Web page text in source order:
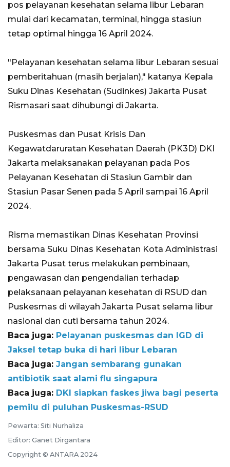
pos pelayanan kesehatan selama libur Lebaran
mulai dari kecamatan, terminal, hingga stasiun
tetap optimal hingga 16 April 2024.
"Pelayanan kesehatan selama libur Lebaran sesuai
pemberitahuan (masih berjalan)," katanya Kepala
Suku Dinas Kesehatan (Sudinkes) Jakarta Pusat
Rismasari saat dihubungi di Jakarta.
Puskesmas dan Pusat Krisis Dan
Kegawatdaruratan Kesehatan Daerah (PK3D) DKI
Jakarta melaksanakan pelayanan pada Pos
Pelayanan Kesehatan di Stasiun Gambir dan
Stasiun Pasar Senen pada 5 April sampai 16 April
2024.
Risma memastikan Dinas Kesehatan Provinsi
bersama Suku Dinas Kesehatan Kota Administrasi
Jakarta Pusat terus melakukan pembinaan,
pengawasan dan pengendalian terhadap
pelaksanaan pelayanan kesehatan di RSUD dan
Puskesmas di wilayah Jakarta Pusat selama libur
nasional dan cuti bersama tahun 2024.
Baca juga: Pelayanan puskesmas dan IGD di
Jaksel tetap buka di hari libur Lebaran
Baca juga: Jangan sembarang gunakan
antibiotik saat alami flu singapura
Baca juga: DKI siapkan faskes jiwa bagi peserta
pemilu di puluhan Puskesmas-RSUD
Pewarta: Siti Nurhaliza
Editor: Ganet Dirgantara
Copyright © ANTARA 2024